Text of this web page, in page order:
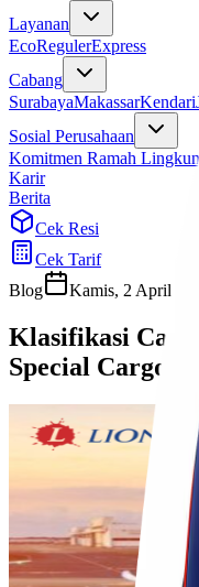
Layanan
EcoRegulerExpress
Cabang
SurabayaMakassarKendari
Sosial Perusahaan
Komitmen Ramah
Karir
Berita
Cek Resi
Cek Tarif
Blog
Kamis, 2 April
Klasifikasi
Special Cargo